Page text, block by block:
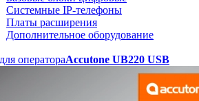
Системные IP-телефоны
Платы расширения
Дополнительное оборудование
оператораAccutone UB220 USB